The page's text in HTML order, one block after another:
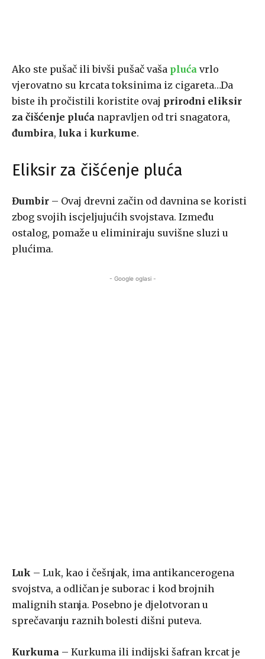
Ako ste pušač ili bivši pušač vaša pluća vrlo
vjerovatno su krcata toksinima iz cigareta…Da
biste ih pročistili koristite ovaj prirodni eliksir
za čišćenje pluća napravljen od tri snagatora,
đumbira, luka i kurkume.
Eliksir za čišćenje pluća
Đumbir – Ovaj drevni začin od davnina se koristi
zbog svojih iscjeljujućih svojstava. Između
ostalog, pomaže u eliminiraju suvišne sluzi u
plućima.
- Google oglasi -
Luk – Luk, kao i češnjak, ima antikancerogena
svojstva, a odličan je suborac i kod brojnih
malignih stanja. Posebno je djelotvoran u
sprečavanju raznih bolesti dišni puteva.
Kurkuma – Kurkuma ili indijski šafran krcat je